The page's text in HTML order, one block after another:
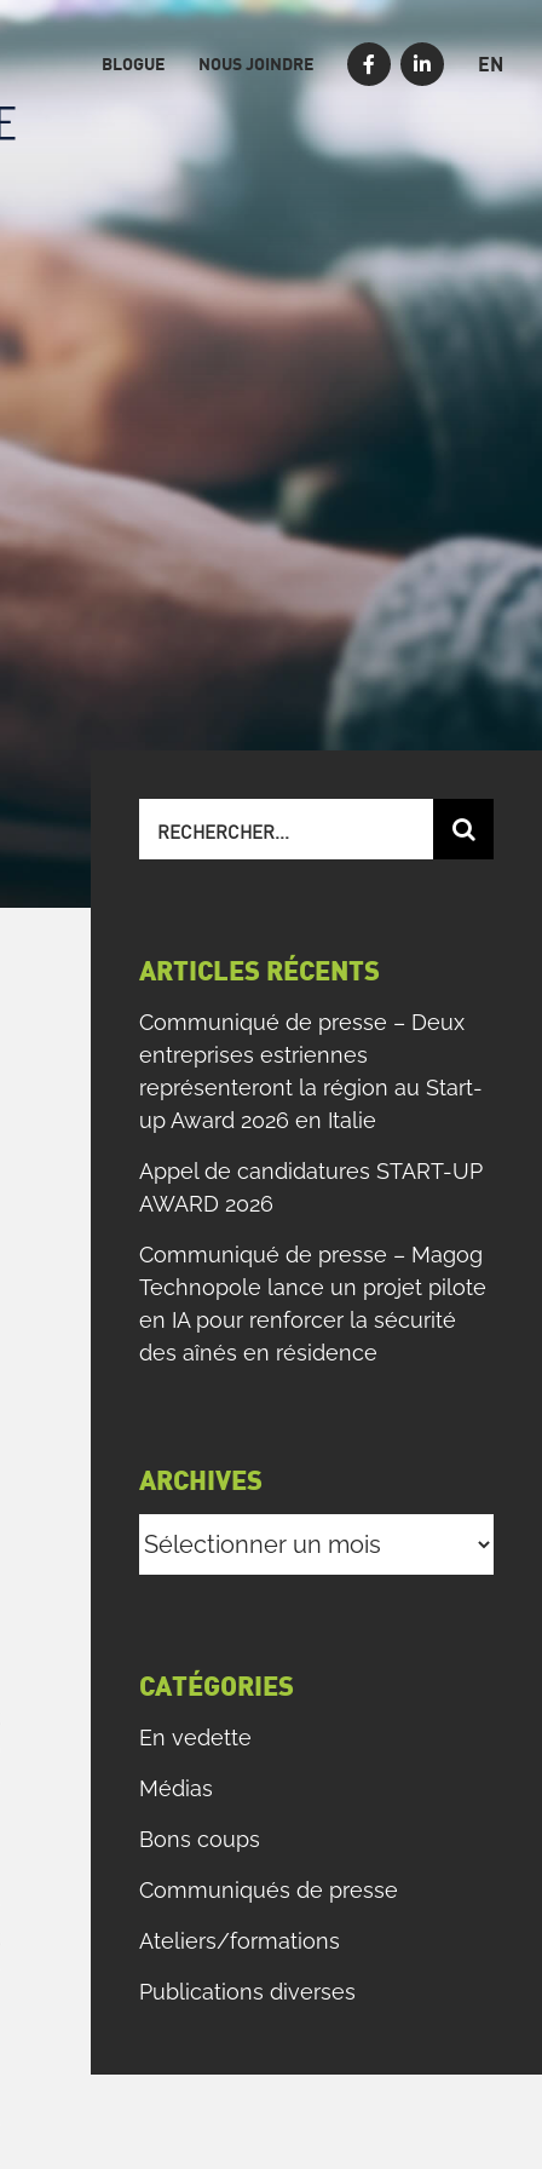
BLOGUE NOUS JOINDRE EN
sur
ARTICLES RÉCENTS
Communiqué de presse – Deux
entreprises estriennes
représenteront la région au Start-
up Award 2026 en Italie
Appel de candidatures START-UP
AWARD 2026
Communiqué de presse – Magog
Technopole lance un projet pilote
en IA pour renforcer la sécurité
des aînés en résidence
ARCHIVES
Archives
CATÉGORIES
En vedette
Médias
Bons coups
Communiqués de presse
Ateliers/formations
Publications diverses